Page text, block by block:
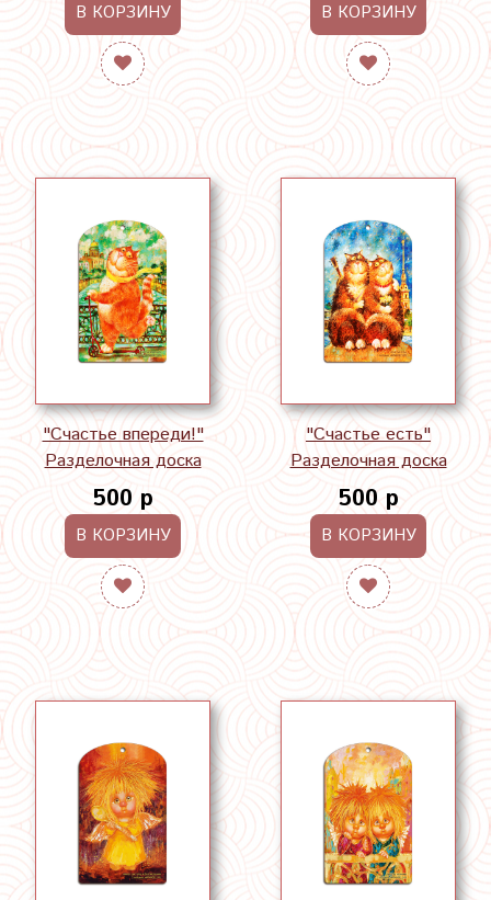
В КОРЗИНУ В КОРЗИНУ
"Счастье впереди!"
Разделочная доска
500 р
В КОРЗИНУ
"Счастье есть"
Разделочная доска
500 р
В КОРЗИНУ